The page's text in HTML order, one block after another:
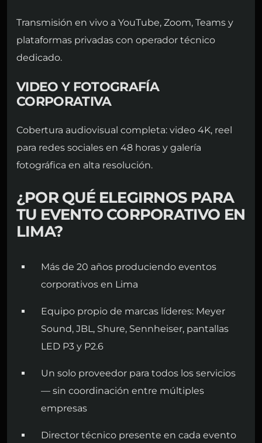
Transmisión en vivo a YouTube, Zoom, Teams y
plataformas privadas con operador técnico
dedicado.
VIDEO Y FOTOGRAFÍA
CORPORATIVA
Cobertura audiovisual completa: video 4K, reel
para redes sociales en 48 horas y galería
fotográfica en alta resolución.
¿POR QUÉ ELEGIRNOS PARA
TU EVENTO CORPORATIVO EN
LIMA?
Más de 20 años produciendo eventos
corporativos en Lima
Equipo propio de marcas líderes: Meyer
Sound, JBL, Shure, Sennheiser, pantallas
LED P3 y P2.6
Un solo proveedor para todos los servicios
— sin coordinación entre múltiples
empresas
Director técnico presente en cada evento